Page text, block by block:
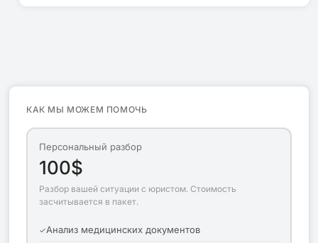
КАК МЫ МОЖЕМ ПОМОЧЬ
Персональный разбор
100$
Разбор вашей ситуации с юристом. Стоимость
засчитывается в пакет.
Анализ медицинских документов